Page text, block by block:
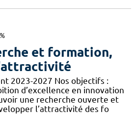
et formation,
2023-2027 Nos objectifs :
d’excellence en innovation
une recherche ouverte et
l’attractivité des fo